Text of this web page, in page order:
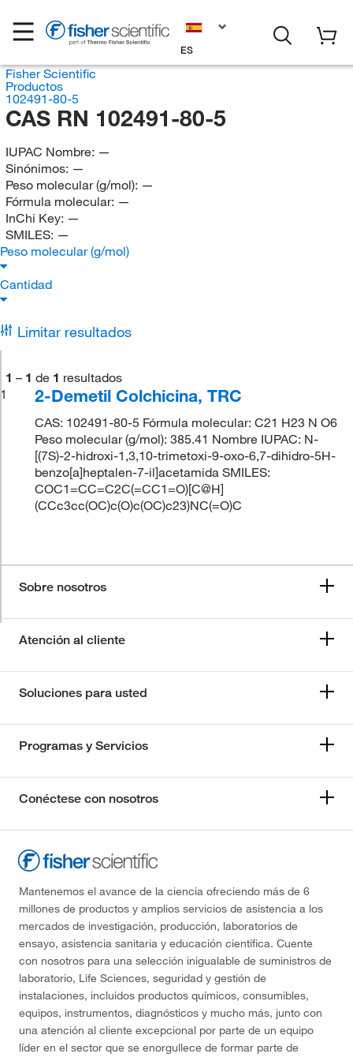
ES
Fisher Scientific
Productos
102491-80-5
CAS RN 102491-80-5
IUPAC Nombre: —
Sinónimos: —
Peso molecular (g/mol): —
Fórmula molecular: —
InChi Key: —
SMILES: —
Peso molecular (g/mol)
Cantidad
Limitar resultados
1 – 1 de 1 resultados
1
2-Demetil Colchicina, TRC
CAS: 102491-80-5 Fórmula molecular: C21 H23 N O6
Peso molecular (g/mol): 385.41 Nombre IUPAC: N-
[(7S)-2-hidroxi-1,3,10-trimetoxi-9-oxo-6,7-dihidro-5H-
benzo[a]heptalen-7-il]acetamida SMILES:
COC1=CC=C2C(=CC1=O)[C@H]
(CCc3cc(OC)c(O)c(OC)c23)NC(=O)C
Sobre nosotros
Atención al cliente
Soluciones para usted
Programas y Servicios
Conéctese con nosotros
Mantenemos el avance de la ciencia ofreciendo más de 6
millones de productos y amplios servicios de asistencia a los
mercados de investigación, producción, laboratorios de
ensayo, asistencia sanitaria y educación científica. Cuente
con nosotros para una selección inigualable de suministros de
laboratorio, Life Sciences, seguridad y gestión de
instalaciones, incluidos productos químicos, consumibles,
equipos, instrumentos, diagnósticos y mucho más, junto con
una atención al cliente excepcional por parte de un equipo
líder en el sector que se enorgullece de formar parte de